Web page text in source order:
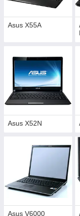
Asus X55A
Asus X52N
Asus V6000